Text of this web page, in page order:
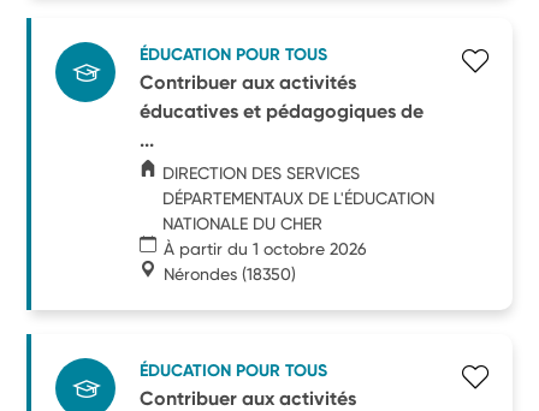
ÉDUCATION POUR TOUS
Contribuer aux activités
éducatives et pédagogiques de
...
DIRECTION DES SERVICES
DÉPARTEMENTAUX DE L'ÉDUCATION
NATIONALE DU CHER
À partir du 1 octobre 2026
Nérondes (18350)
ÉDUCATION POUR TOUS
Contribuer aux activités